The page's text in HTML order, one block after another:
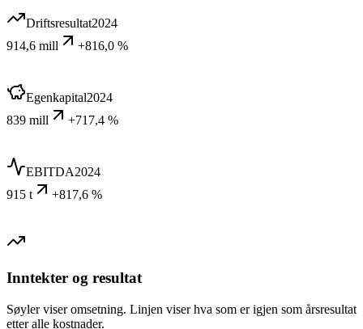
Driftsresultat2024
914,6 mill
+816,0 %
Egenkapital2024
839 mill
+717,4 %
EBITDA2024
915 t
+817,6 %
Inntekter og resultat
Søyler viser omsetning. Linjen viser hva som er igjen som årsresultat
etter alle kostnader.